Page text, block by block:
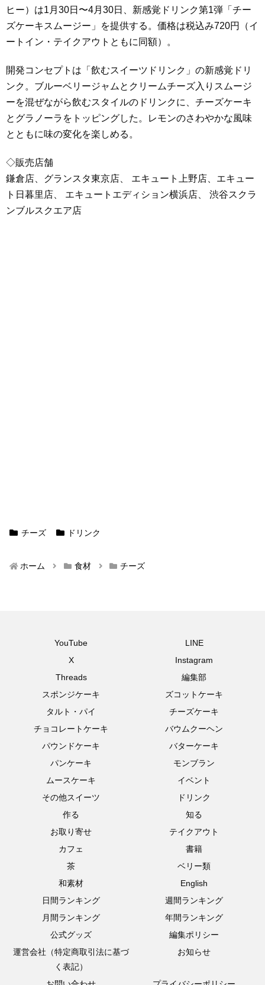
ヒー）は1月30日〜4月30日、新感覚ドリンク第1弾「チー
ズケーキスムージー」を提供する。価格は税込み720円（イ
ートイン・テイクアウトともに同額）。
開発コンセプトは「飲むスイーツドリンク」の新感覚ドリ
ンク。ブルーベリージャムとクリームチーズ入りスムージ
ーを混ぜながら飲むスタイルのドリンクに、チーズケーキ
とグラノーラをトッピングした。レモンのさわやかな風味
とともに味の変化を楽しめる。
◇販売店舗
鎌倉店、グランスタ東京店、 エキュート上野店、エキュー
ト日暮里店、 エキュートエディション横浜店、 渋谷スクラ
ンブルスクエア店
チーズ ドリンク
ホーム 食材 チーズ
YouTube
LINE
X
Instagram
Threads
編集部
スポンジケーキ
ズコットケーキ
タルト・パイ
チーズケーキ
チョコレートケーキ
バウムクーヘン
パウンドケーキ
バターケーキ
パンケーキ
モンブラン
ムースケーキ
イベント
その他スイーツ
ドリンク
作る
知る
お取り寄せ
テイクアウト
カフェ
書籍
茶
ベリー類
和素材
English
日間ランキング
週間ランキング
月間ランキング
年間ランキング
公式グッズ
編集ポリシー
運営会社（特定商取引法に基づ
く表記）
お知らせ